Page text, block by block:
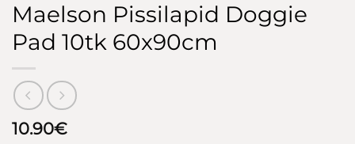
Maelson Pissilapid Doggie
Pad 10tk 60x90cm
10.90€